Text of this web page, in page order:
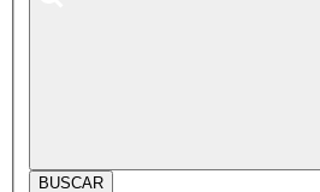
BUSCAR